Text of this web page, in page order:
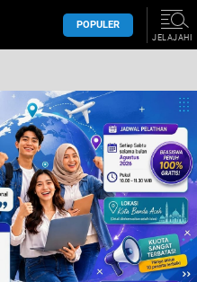
POPULER
JELAJAHI